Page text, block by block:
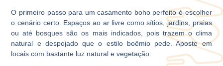
O primeiro passo para um casamento boho perfeito é escolher
o cenário certo. Espaços ao ar livre como sítios, jardins, praias
ou até bosques são os mais indicados, pois trazem o clima
natural e despojado que o estilo boêmio pede. Aposte em
locais com bastante luz natural e vegetação.